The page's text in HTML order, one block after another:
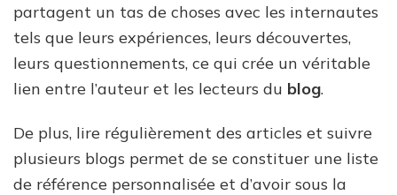
partagent un tas de choses avec les internautes
tels que leurs expériences, leurs découvertes,
leurs questionnements, ce qui crée un véritable
lien entre l’auteur et les lecteurs du blog.
De plus, lire régulièrement des articles et suivre
plusieurs blogs permet de se constituer une liste
de référence personnalisée et d’avoir sous la